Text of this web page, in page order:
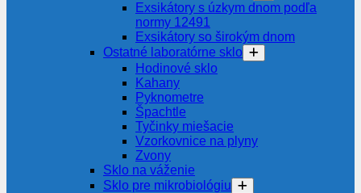
Exsikátory s úzkym dnom podľa
normy 12491
Exsikátory so širokým dnom
Ostatné laboratórne sklo
Hodinové sklo
Kahany
Pyknometre
Špachtle
Tyčinky miešacie
Vzorkovnice na plyny
Zvony
Sklo na váženie
Sklo pre mikrobiológiu